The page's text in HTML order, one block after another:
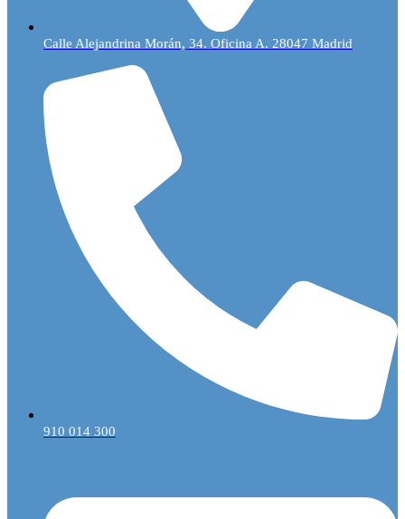
Calle Alejandrina Morán, 34. Oficina A. 28047 Madrid
910 014 300